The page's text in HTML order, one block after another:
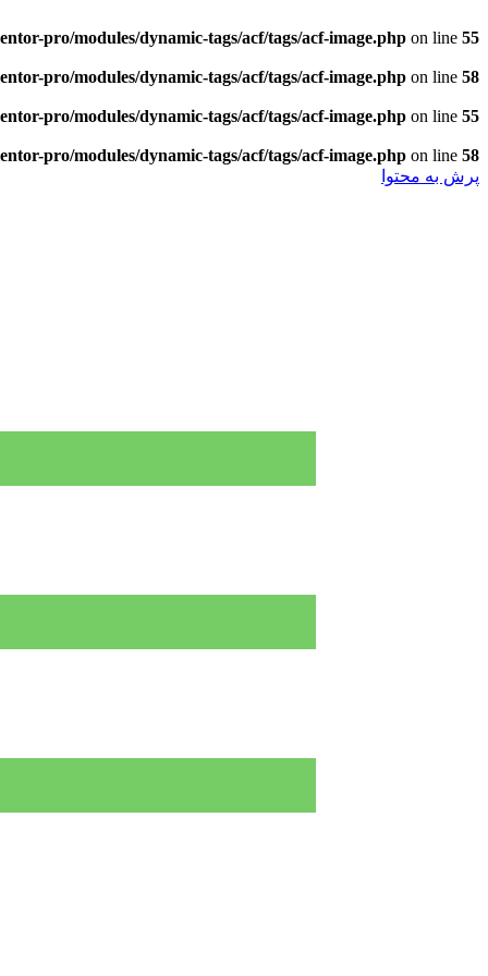
pro/modules/dynamic-tags/acf/tags/acf-image.php on line 55
pro/modules/dynamic-tags/acf/tags/acf-image.php on line 58
pro/modules/dynamic-tags/acf/tags/acf-image.php on line 55
pro/modules/dynamic-tags/acf/tags/acf-image.php on line 58
پرش به محتوا